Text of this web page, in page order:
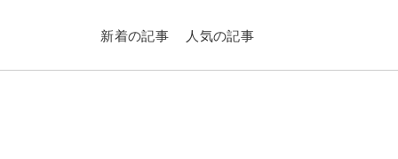
新着の記事 人気の記事